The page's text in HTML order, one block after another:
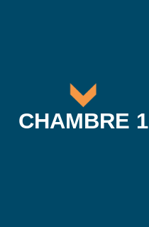
CHAMBRE 1